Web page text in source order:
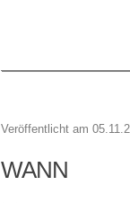
Veröffentlicht am
WANN